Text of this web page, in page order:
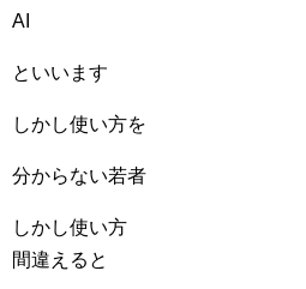
AI
といいます
しかし使い方を
分からない若者
しかし使い方
間違えると